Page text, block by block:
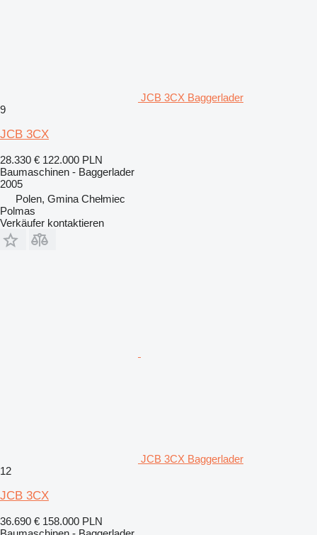
JCB 3CX Baggerlader
9
JCB 3CX
28.330 € 122.000 PLN
Baumaschinen - Baggerlader
2005
Polen, Gmina Chełmiec
Polmas
Verkäufer kontaktieren
JCB 3CX Baggerlader
12
JCB 3CX
36.690 € 158.000 PLN